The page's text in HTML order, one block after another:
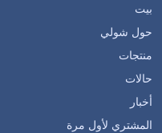
بيت
حول شولي
منتجات
حالات
أخبار
المشتري لأول مرة